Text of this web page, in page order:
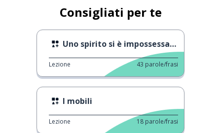
Consigliati per te
Uno spirito si è impossessato del personale
Lezione 43 parole/frasi
I mobili
Lezione 18 parole/frasi